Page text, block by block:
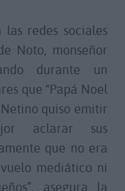
redes sociales
Noto, monseñor
durante un
que “Papá Noel
quiso emitir
aclarar sus
que no era
mediático ni
asegura la